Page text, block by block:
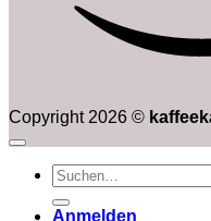
Copyright 2026 ©
Suchen
nach:
Anmelden